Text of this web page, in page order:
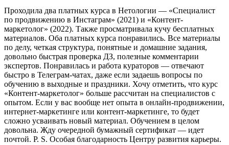
Проходила два платных курса в Нетологии — «Специалист
по продвижению в Инстаграм» (2021) и «Контент-
маркетолог» (2022). Также просматривала кучу бесплатных
материалов. Оба платных курса понравились. Все материалы
по делу, четкая структура, понятные и домашние задания,
довольно быстрая проверка ДЗ, полезные комментарии
экспертов. Понравилась и работа кураторов — отвечают
быстро в Телеграм-чатах, даже если задаешь вопросы по
обучению в выходные и праздники. Хочу отметить, что курс
«Контент-маркетолог» больше рассчитан на специалистов с
опытом. Если у вас вообще нет опыта в онлайн-продвижении,
интернет-маркетинге или контент-маркетинге, то будет
сложно усваивать новый материал. Обучением в целом
довольна. Жду очередной бумажный сертификат — идет
почтой. P. S. Особая благодарность Центру развития карьеры.